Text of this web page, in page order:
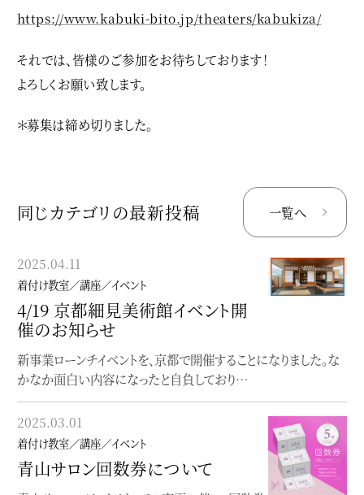
https://www.kabuki-bito.jp/theaters/kabukiza/
それでは、皆様のご参加をお待ちしております！
よろしくお願い致します。
＊募集は締め切りました。
同じカテゴリの最新投稿 一覧へ
2025.04.11
着付け教室／講座／イベント
4/19 京都細見美術館イベント開
催のお知らせ
新事業ローンチイベントを、京都で開催することになりました。な
かなか面白い内容になったと自負しており…
2025.03.01
着付け教室／講座／イベント
青山サロン回数券について
2024.08.29
着付け教室／講座／イベント
個性にふれる、着物の楽しみ方
入門
〜どこから始めて良いか分からない貴方へ〜【座学】個性にふれ
る、着物の楽しみ方入門着付け（実技）を学…
2023.06.19
着付け教室／講座／イベント
オンラインレッスン